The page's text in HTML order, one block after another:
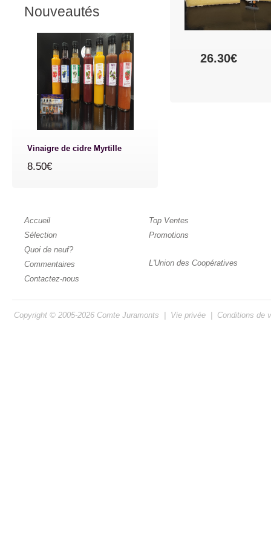
26.30€
Nouveautés
Vinaigre de cidre Myrtille
8.50€
Accueil
Sélection
Quoi de neuf?
Commentaires
Contactez-nous
Top Ventes
Promotions
L'Union des Coopératives
Copyright © 2005-2026 Comte Juramonts Vie privée Conditions de